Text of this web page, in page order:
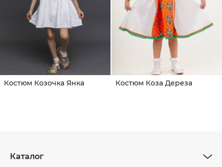
Костюм Козочка Янка Костюм Коза Дереза
Каталог